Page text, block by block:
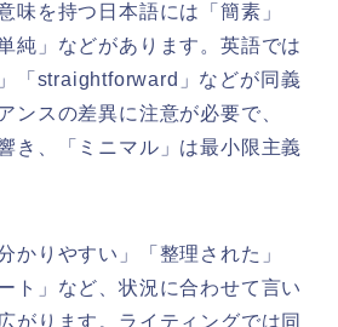
味を持つ日本語には「簡素」
純」などがあります。英語では
「straightforward」などが同義
ンスの差異に注意が必要で、
き、「ミニマル」は最小限主義
かりやすい」「整理された」
ト」など、状況に合わせて言い
がります。ライティングでは同